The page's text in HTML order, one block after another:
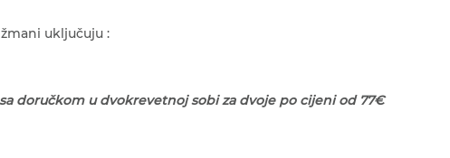
uključuju :
sa doručkom u dvokrevetnoj sobi za dvoje po cijeni od 77€